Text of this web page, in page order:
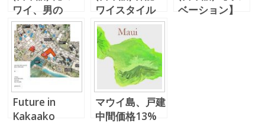
ワイ、男の
Hawaii - 哀川
翔さん
ワイスタイル
No.52、レイハ
ワイ不動産のバ
ケレンが掲載
ベーション】
Future in
Kakaako
マウイ島、戸建
中間価格13%